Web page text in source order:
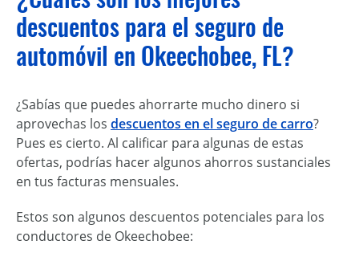
descuentos para el seguro de
automóvil en Okeechobee, FL?
¿Sabías que puedes ahorrarte mucho dinero si
aprovechas los descuentos en el seguro de carro?
Pues es cierto. Al calificar para algunas de estas
ofertas, podrías hacer algunos ahorros sustanciales
en tus facturas mensuales.
Estos son algunos descuentos potenciales para los
conductores de Okeechobee: